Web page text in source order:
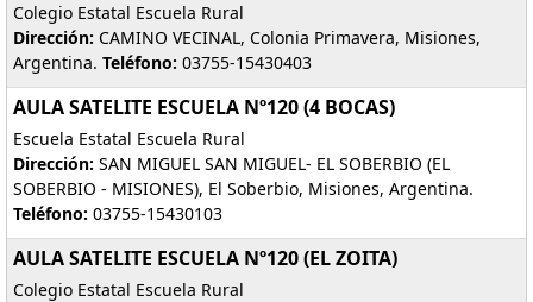
Colegio Estatal Escuela Rural
Dirección: CAMINO VECINAL, Colonia Primavera, Misiones,
Argentina. Teléfono: 03755-15430403
AULA SATELITE ESCUELA Nº120 (4 BOCAS)
Escuela Estatal Escuela Rural
Dirección: SAN MIGUEL SAN MIGUEL- EL SOBERBIO (EL
SOBERBIO - MISIONES), El Soberbio, Misiones, Argentina.
Teléfono: 03755-15430103
AULA SATELITE ESCUELA Nº120 (EL ZOITA)
Colegio Estatal Escuela Rural